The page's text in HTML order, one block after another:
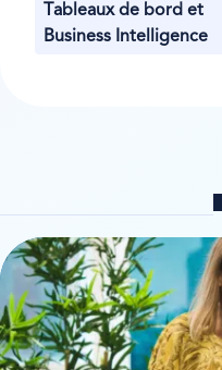
Tableaux de bord et
Business Intelligence